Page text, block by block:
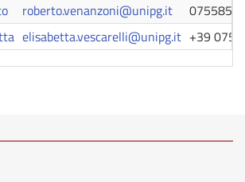
roberto.venanzoni@unipg.it
elisabetta.vescarelli@unipg.it +39 075